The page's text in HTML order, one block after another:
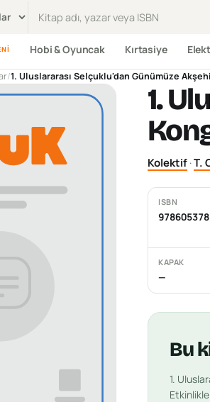
Hobi & Oyuncak Kırtasiye
/1. Uluslararası Selçuklu'dan Günümüze
1.
Kolektif·T.
ISBN
KAPAK
—
Bu
1.